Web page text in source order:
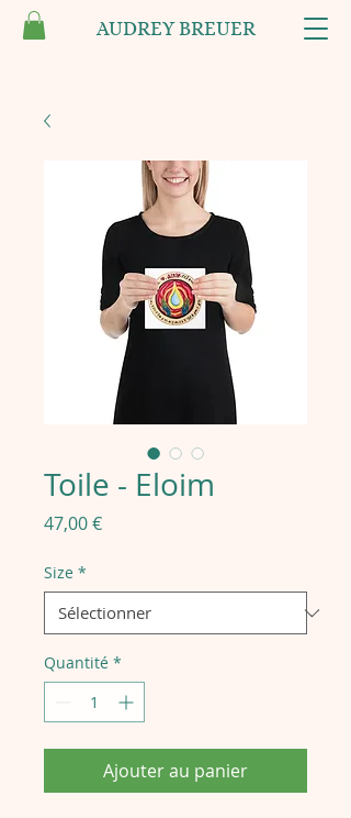
AUDREY BREUER
Toile - Eloim
47,00 €Prix
Size *
Quantité *
Ajouter au panier